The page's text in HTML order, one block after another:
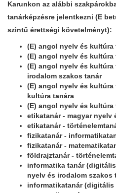
Karunkon az alábbi
tanárképzésre jelentkezni (E
szintű érettségi követelményt):
(E) angol nyelv és kultúra
(E) angol nyelv és kultúra
(E) angol nyelv és kultúra
irodalom szakos tanár
(E) angol nyelv és kultúra
kultúra tanára
(E) angol nyelv és kultúra
etikatanár - magyar nyelv
etikatanár -
fizikatanár -
fizikatanár -
földrajztanár -
informatika tanár
nyelv és irodalom szakos
informatikatanár (digitális